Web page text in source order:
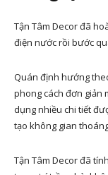
Tận Tâm Decor đã
điện nước rồi bước
Quán định hướng
phong cách đơn giản
dụng nhiều chi tiết
tạo không gian
Tận Tâm Decor đã